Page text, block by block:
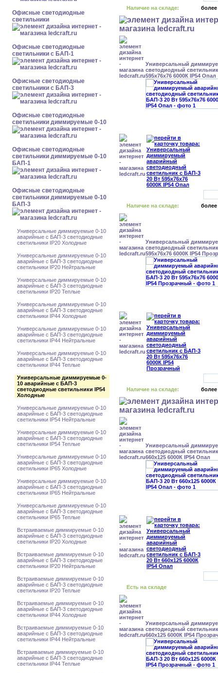
Офисные светодиодные
светильники
Офисные светодиодные
светильники с БАП-1
Офисные светодиодные
светильники с БАП-3
Офисные светодиодные
светильники диммируемые 0-10
Офисные светодиодные
светильники диммируемые 0-10
БАП-1
Офисные светодиодные
светильники диммируемые 0-10
БАП-3
Универсальные диммируемые 0-10
аварийные с БАП-3 светодиодные
светильники IP20 Холодные
Универсальные диммируемые 0-10
аварийные с БАП-3 светодиодные
светильники IP20 Нейтральные
Универсальные диммируемые 0-10
аварийные с БАП-3 светодиодные
светильники IP20 Теплые
Универсальные диммируемые 0-10
аварийные с БАП-3 светодиодные
светильники IP44 Холодные
Универсальные диммируемые 0-10
аварийные с БАП-3 светодиодные
светильники IP44 Нейтральные
Универсальные диммируемые 0-10
аварийные с БАП-3 светодиодные
светильники IP44 Теплые
Универсальные диммируемые 0-
10 аварийные с БАП-3
светодиодные светильники IP54
Холодные
Универсальные диммируемые 0-10
аварийные с БАП-3 светодиодные
светильники IP54 Нейтральные
Универсальные диммируемые 0-10
аварийные с БАП-3 светодиодные
светильники IP54 Теплые
Универсальные диммируемые 0-10
аварийные с БАП-3 светодиодные
светильники IP65 Холодные
Универсальные диммируемые 0-10
аварийные с БАП-3 светодиодные
светильники IP65 Нейтральные
Универсальные диммируемые 0-10
аварийные с БАП-3 светодиодные
светильники IP65 Теплые
Встраиваемые диммируемые 0-10
аварийные с БАП-3 светодиодные
светильники IP20 Холодные
Встраиваемые диммируемые 0-10
аварийные с БАП-3 светодиодные
светильники IP20 Нейтральные
Встраиваемые диммируемые 0-10
аварийные с БАП-3 светодиодные
светильники IP20 Теплые
Встраиваемые диммируемые 0-10
аварийные с БАП-3 светодиодные
светильники IP44 Холодные
Встраиваемые диммируемые 0-10
аварийные с БАП-3 светодиодные
светильники IP44 Нейтральные
Встраиваемые диммируемые 0-10
аварийные с БАП-3 светодиодные
светильники IP44 Теплые
Наличие на складе: более
Универсальный
светодиодный
595x76x76 6000К IP54 Опал
Наличие на складе: более
Универсальный
светодиодный
595x76x76 6000К IP54
Наличие на складе: более
Универсальный
светодиодный
660x125 6000К IP54 Опал
Есть на складе
Универсальный
светодиодный
660x125 6000К IP54